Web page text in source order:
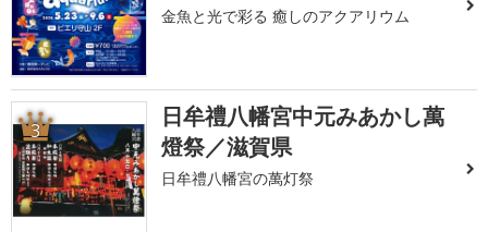
金魚と光で彩る 癒しのアクアリウム
3
日牟禮八幡宮中元みあかし萬
燈祭／滋賀県
日牟禮八幡宮の萬灯祭